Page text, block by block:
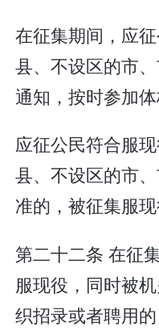
在征集期间，应
县、不设区的市
通知，按时参加体
应征公民符合服
县、不设区的市
准的，被征集服现
第二十二条 在征
服现役，同时被
织招录或者聘用